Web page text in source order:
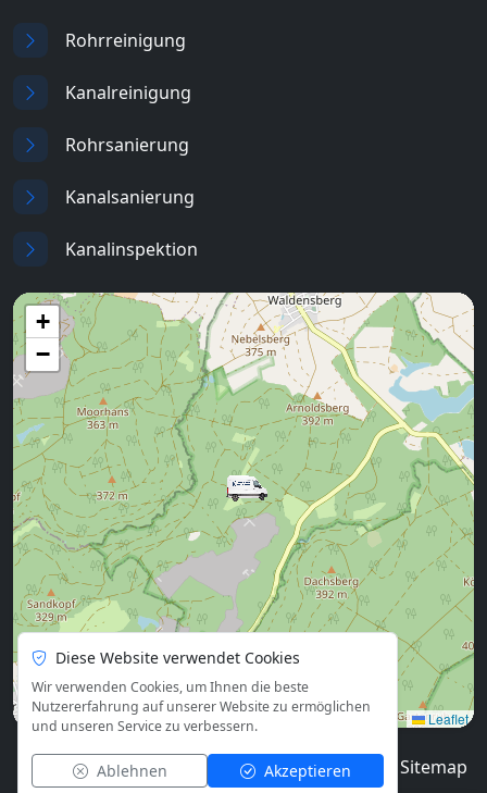
Rohrreinigung
Kanalreinigung
Rohrsanierung
Kanalsanierung
Kanalinspektion
+
−
Leaflet
© 2026 Blog Impressum Datenschutz Sitemap
Diese Website verwendet Cookies
Wir verwenden Cookies, um Ihnen die beste
Nutzererfahrung auf unserer Website zu ermöglichen
und unseren Service zu verbessern.
Ablehnen Akzeptieren